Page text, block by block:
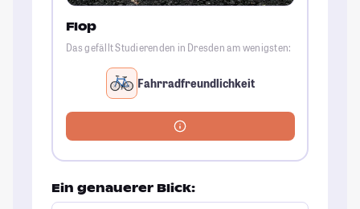
Flop
Das gefällt Studierenden in Dresden am wenigsten:
Fahrradfreundlichkeit
Ein genauerer Blick: